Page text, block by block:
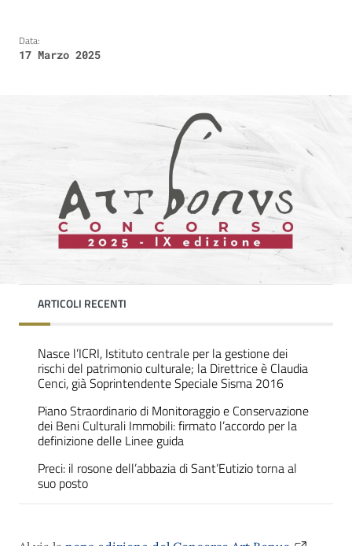
Data:
17 Marzo 2025
ARTICOLI RECENTI
Nasce l’ICRI, Istituto centrale per la gestione dei
rischi del patrimonio culturale; la Direttrice è Claudia
Cenci, già Soprintendente Speciale Sisma 2016
Piano Straordinario di Monitoraggio e Conservazione
dei Beni Culturali Immobili: firmato l’accordo per la
definizione delle Linee guida
Preci: il rosone dell’abbazia di Sant’Eutizio torna al
suo posto